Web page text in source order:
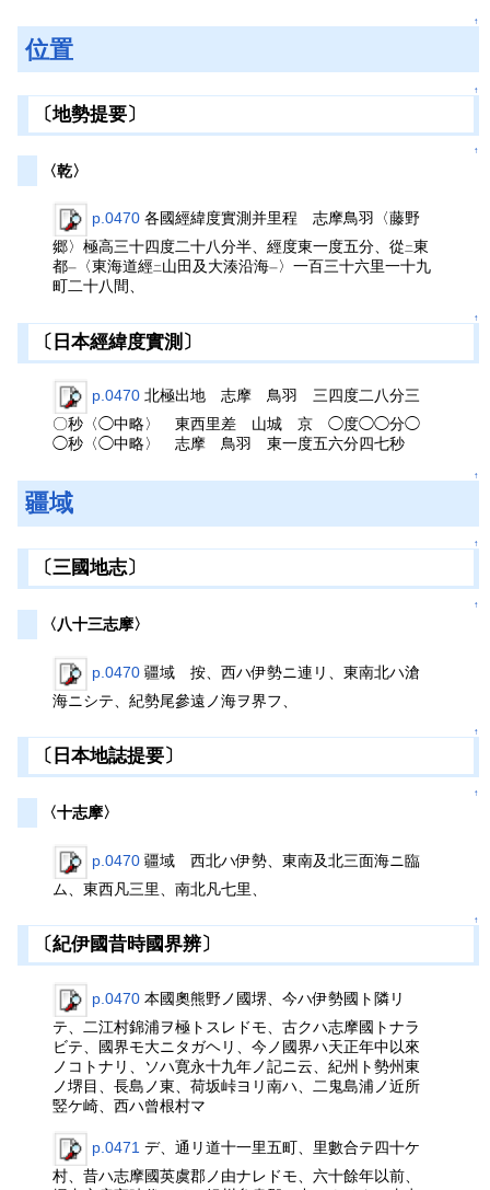
↑
位置
↑
〔地勢提要〕
↑
〈乾〉
p.0470 各國經緯度實測并里程 志摩鳥羽〈藤野
郷〉極高三十四度二十八分半、經度東一度五分、從二東
都一 〈東海道經二山田及大湊沿海一 〉一百三十六里一十九
町二十八間、
↑
〔日本經緯度實測〕
p.0470 北極出地 志摩 鳥羽 三四度二八分三
〇秒〈◯中略〉 東西里差 山城 京 ◯度◯◯分◯
◯秒〈◯中略〉 志摩 鳥羽 東一度五六分四七秒
↑
疆域
↑
〔三國地志〕
↑
〈八十三志摩〉
p.0470 疆域 按、西ハ伊勢ニ連リ、東南北ハ滄
海ニシテ、紀勢尾參遠ノ海ヲ界フ、
↑
〔日本地誌提要〕
↑
〈十志摩〉
p.0470 疆域 西北ハ伊勢、東南及北三面海ニ臨
ム、東西凡三里、南北凡七里、
↑
〔紀伊國昔時國界辨〕
p.0470 本國奧熊野ノ國堺、今ハ伊勢國ト隣リ
テ、二江村錦浦ヲ極トスレドモ、古クハ志摩國トナラ
ビテ、國界モ大ニタガヘリ、今ノ國界ハ天正年中以來
ノコトナリ、ソハ寛永十九年ノ記ニ云、紀州ト勢州東
ノ堺目、長島ノ東、荷坂峠ヨリ南ハ、二鬼島浦ノ近所
竪ケ崎、西ハ曾根村マ
p.0471 デ、通リ道十一里五町、里數合テ四十ケ
村、昔ハ志摩國英虞郡ノ由ナレドモ、六十餘年以前、